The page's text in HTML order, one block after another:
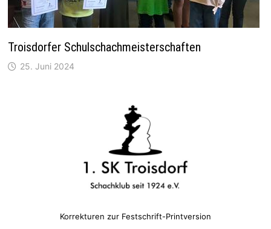
Troisdorfer Schulschachmeisterschaften
25. Juni 2024
Korrekturen zur Festschrift-Printversion